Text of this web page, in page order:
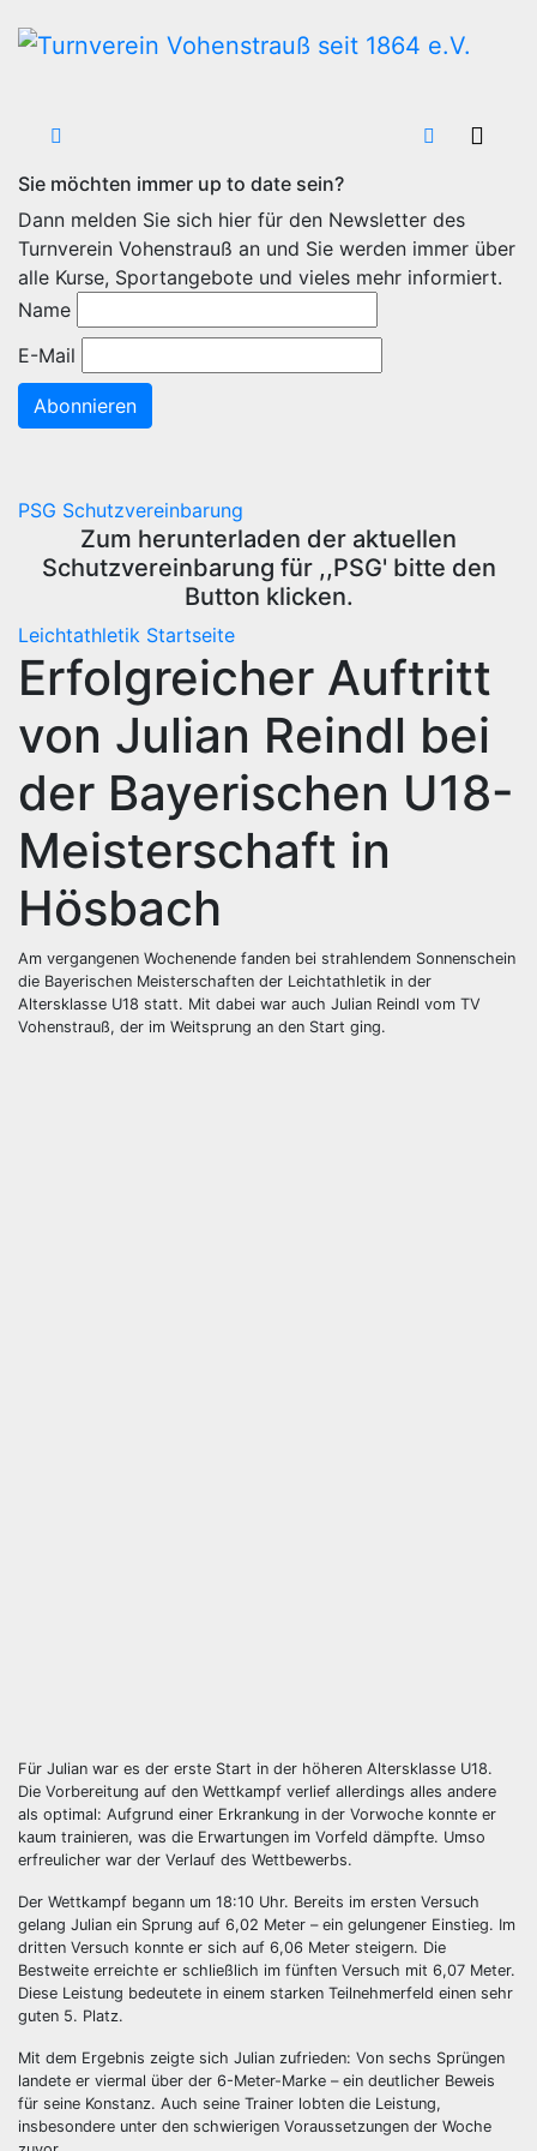
Inhalt
Sie möchten immer up to date sein?
Dann melden Sie sich hier für den Newsletter des
Turnverein Vohenstrauß an und Sie werden immer über
alle Kurse, Sportangebote und vieles mehr informiert.
Name
E-Mail
Abonnieren
PSG Schutzvereinbarung
Zum herunterladen der aktuellen
Schutzvereinbarung für ,,PSG' bitte den
Button klicken.
Leichtathletik Startseite
Erfolgreicher Auftritt
von Julian Reindl bei
der Bayerischen U18-
Meisterschaft in
Hösbach
Am vergangenen Wochenende fanden bei strahlendem Sonnenschein
die Bayerischen Meisterschaften der Leichtathletik in der
Altersklasse U18 statt. Mit dabei war auch Julian Reindl vom TV
Vohenstrauß, der im Weitsprung an den Start ging.
Für Julian war es der erste Start in der höheren Altersklasse U18.
Die Vorbereitung auf den Wettkampf verlief allerdings alles andere
als optimal: Aufgrund einer Erkrankung in der Vorwoche konnte er
kaum trainieren, was die Erwartungen im Vorfeld dämpfte. Umso
erfreulicher war der Verlauf des Wettbewerbs.
Der Wettkampf begann um 18:10 Uhr. Bereits im ersten Versuch
gelang Julian ein Sprung auf 6,02 Meter – ein gelungener Einstieg. Im
dritten Versuch konnte er sich auf 6,06 Meter steigern. Die
Bestweite erreichte er schließlich im fünften Versuch mit 6,07 Meter.
Diese Leistung bedeutete in einem starken Teilnehmerfeld einen sehr
guten 5. Platz.
Mit dem Ergebnis zeigte sich Julian zufrieden: Von sechs Sprüngen
landete er viermal über der 6-Meter-Marke – ein deutlicher Beweis
für seine Konstanz. Auch seine Trainer lobten die Leistung,
insbesondere unter den schwierigen Voraussetzungen der Woche